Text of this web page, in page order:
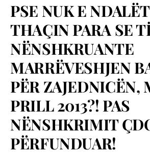
PSE NUK E
THAÇIN PARA SE
NËNSHKRUANTE
MARRËVESHJEN
PËR ZAJEDNICËN,
PRILL 2013?! PAS
NËNSHKRIMIT
PËRFUNDUAR!